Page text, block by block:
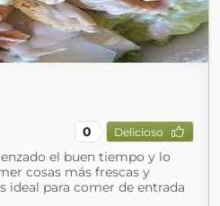
0 Delicioso
el buen tiempo y lo
cosas más frescas y
ideal para comer de entrada